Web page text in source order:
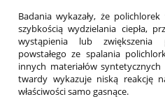
Badania wykazały, że
szybkością wydzielania ciepła,
wystąpienia lub zwiększenia
powstałego ze spalania
innych materiałów
twardy wykazuje niską reakcję
właściwości samo gasnące.